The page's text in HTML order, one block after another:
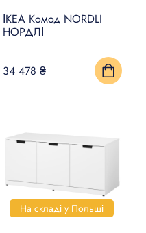
ІКЕА Комод NORDLI
НОРДЛІ
34 478 ₴
На складі у Польщі